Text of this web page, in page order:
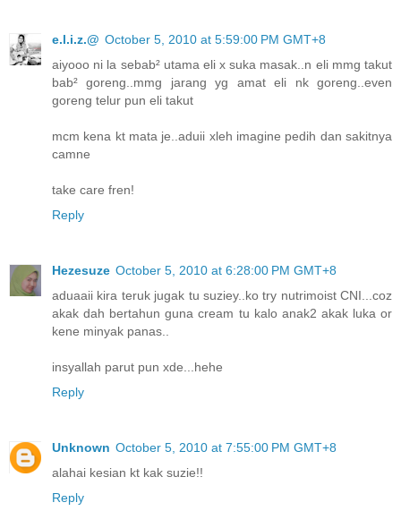
e.l.i.z.@ October 5, 2010 at 5:59:00 PM GMT+8
aiyooo ni la sebab² utama eli x suka masak..n eli mmg takut
bab² goreng..mmg jarang yg amat eli nk goreng..even
goreng telur pun eli takut
mcm kena kt mata je..aduii xleh imagine pedih dan sakitnya
camne
take care fren!
Reply
Hezesuze October 5, 2010 at 6:28:00 PM GMT+8
aduaaii kira teruk jugak tu suziey..ko try nutrimoist CNI...coz
akak dah bertahun guna cream tu kalo anak2 akak luka or
kene minyak panas..
insyallah parut pun xde...hehe
Reply
Unknown October 5, 2010 at 7:55:00 PM GMT+8
alahai kesian kt kak suzie!!
Reply